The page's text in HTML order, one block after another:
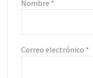
Nombre *
Correo electrónico *